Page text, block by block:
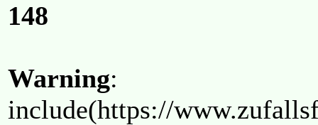
148
Warning:
include(https://